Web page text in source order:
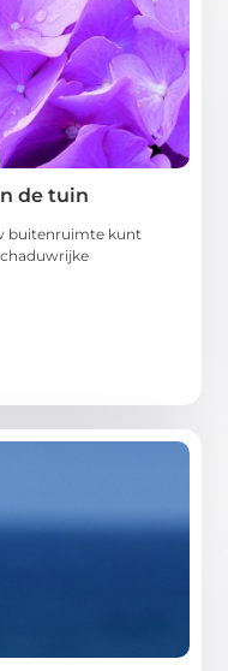
de tuin
buitenruimte kunt